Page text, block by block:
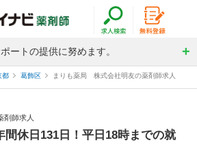
ートの提供に努めます。
都 葛飾区 まりも薬局 株式会社明友の薬剤師求人
剤師求人
間休日131日！平日18時までの就